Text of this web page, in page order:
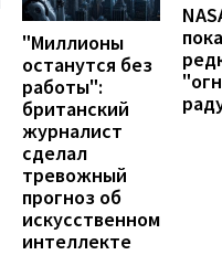
"Миллионы
останутся без
работы":
британский
журналист
сделал
тревожный
прогноз об
искусственном
интеллекте